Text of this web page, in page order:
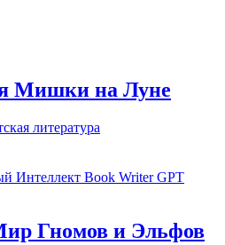
Мишки на Луне
литература
Интеллект Book Writer GPT
Гномов и Эльфов